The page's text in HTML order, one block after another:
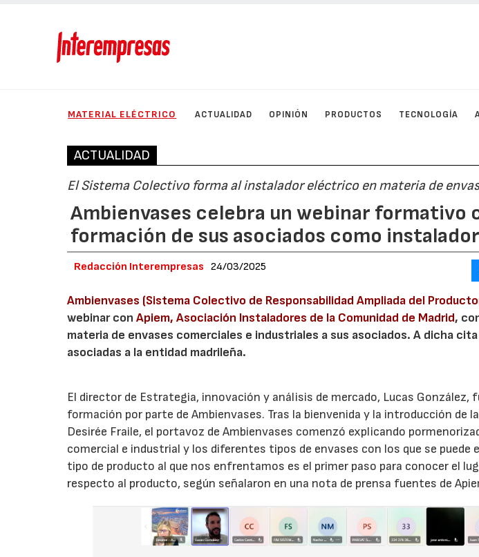
MATERIAL ELÉCTRICO ACTUALIDAD OPINIÓN PRODUCTOS TECNOLOGÍA
ACTUALIDAD
El Sistema Colectivo forma al instalador eléctrico en materia de
Ambienvases celebra un webinar formativo
formación de sus asociados como
Redacción Interempresas 24/03/2025
Ambienvases (Sistema Colectivo de Responsabilidad Ampliada del
webinar conApiem, Asociación Instaladores de la Comunidad de Madrid,
materia de envases comerciales e industriales a sus asociados. A dicha
asociadas a la entidad madrileña.
El director de Estrategia, innovación y análisis de mercado, Lucas González,
formación por parte de Ambienvases. Tras la bienvenida y la introducción de
Desirée Fraile, el portavoz de Ambienvases comenzó explicando
comercial e industrial y los diferentes tipos de envases con los que se puede
tipo de producto al que nos enfrentamos es el primer paso para conocer el
respecto al producto, según señalaron en una nota de prensa fuentes de